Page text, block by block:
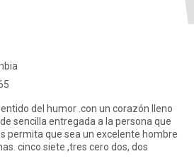
del humor .con un corazón lleno
sencilla entregada a la persona que
permita que sea un excelente hombre
encuentras en este mas. cinco siete ,tres cero dos, dos